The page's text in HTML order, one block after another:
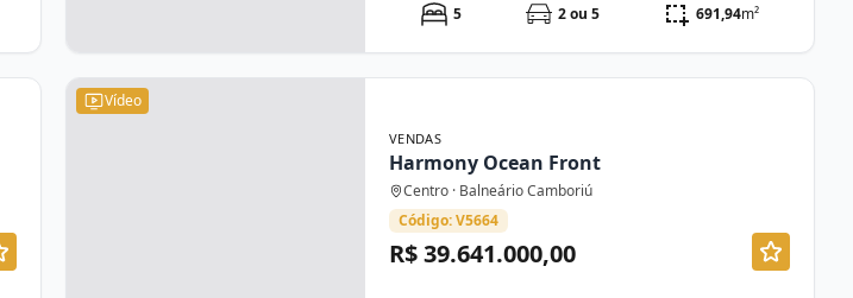
5 2 ou 5 691,94m²
Vídeo
VENDAS
Harmony Ocean Front
Centro · Balneário Camboriú
Código: V5664
R$ 39.641.000,00